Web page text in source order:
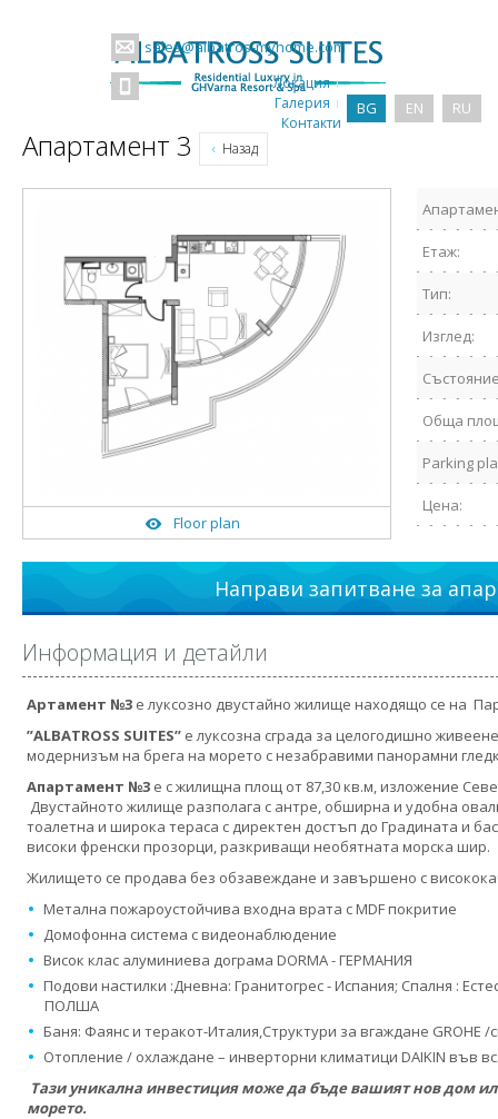
sales@albatros-myhome.com
BG EN RU
Локация
Галерия
Контакти
Апартамент 3 Назад
Floor plan
Етаж:
Тип:
Изглед:
Обща
Parking
Цена:
Направи запитване за
Информация и детайли
Артамент №3е луксозно двустайно жилище находящо се на
”ALBATROSS SUITES’’е луксозна сграда за целогодишно
модернизъм на брега на морето с незабравими панорамни
Апартамент №3е с жилищна площ от 87,30 кв.м, изложение
Двустайното жилище разполага с антре, обширна и удобна
тоалетна и широка тераса с директен достъп до Градината и
високи френски прозорци, разкриващи необятната морска шир.
Жилището се продава без обзавеждане и завършено с
Метална пожароустойчива входна врата с MDF покритие
Домофонна система с видеонаблюдение
Висок клас алуминиева дограма DORMA - ГЕРМАНИЯ
Подови настилки :Дневна: Гранитогрес - Испания; Спалня :
ПОЛША
Баня: Фаянс и теракот-Италия,Структури за вгаждане GROHE
Отопление / охлаждане – инверторни климатици DAIKIN във
Тази уникална инвестиция може да бъде вашият нов дом
морето.